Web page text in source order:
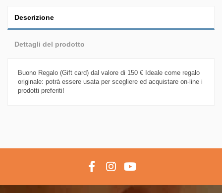
Descrizione
Dettagli del prodotto
Buono Regalo (Gift card) dal valore di 150 € Ideale come regalo
originale: potrà essere usata per scegliere ed acquistare on-line i
prodotti preferiti!